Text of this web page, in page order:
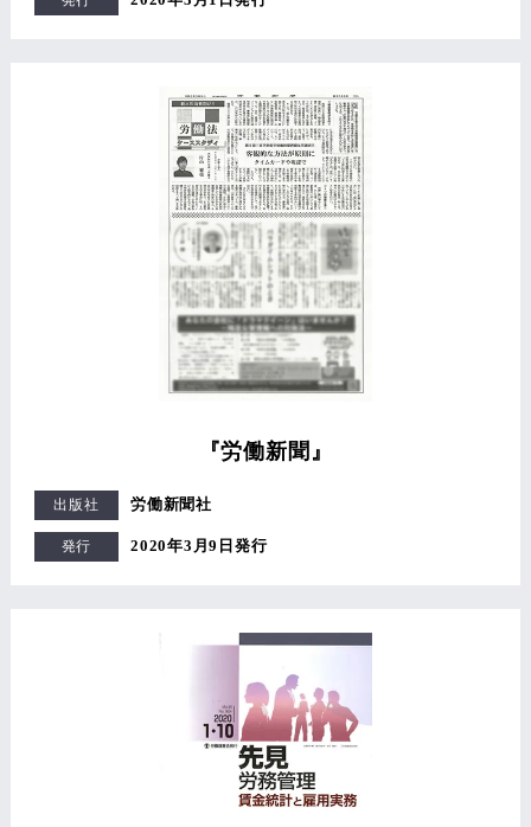
『労働新聞』
出版社 労働新聞社
発行 2020年3月9日発行